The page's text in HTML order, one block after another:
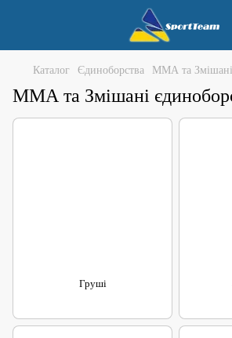
Каталог Єдиноборства ММА та Змішані
ММА та Змішані
Груші